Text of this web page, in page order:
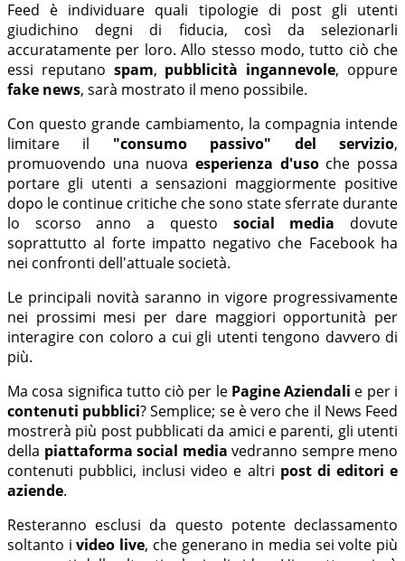
Feed è individuare quali tipologie di post gli utenti
giudichino degni di fiducia, così da selezionarli
accuratamente per loro. Allo stesso modo, tutto ciò che
essi reputano spam, pubblicità ingannevole, oppure
fake news, sarà mostrato il meno possibile.
Con questo grande cambiamento, la compagnia intende
limitare il "consumo passivo" del servizio,
promuovendo una nuova esperienza d'usoche possa
portare gli utenti a sensazioni maggiormente positive
dopo le continue critiche che sono state sferrate durante
lo scorso anno a questo social media dovute
soprattutto al forte impatto negativo che Facebook ha
nei confronti dell'attuale società.
Le principali novità saranno in vigore progressivamente
nei prossimi mesi per dare maggiori opportunità per
interagire con coloro a cui gli utenti tengono davvero di
più.
Ma cosa significa tutto ciò per le Pagine Aziendali e per i
contenuti pubblici? Semplice; se è vero che il News Feed
mostrerà più post pubblicati da amici e parenti, gli utenti
della piattaforma social media vedranno sempre meno
contenuti pubblici, inclusi video e altri post di editori e
aziende.
Resteranno esclusi da questo potente declassamento
soltanto ivideo live, che generano in media sei volte più